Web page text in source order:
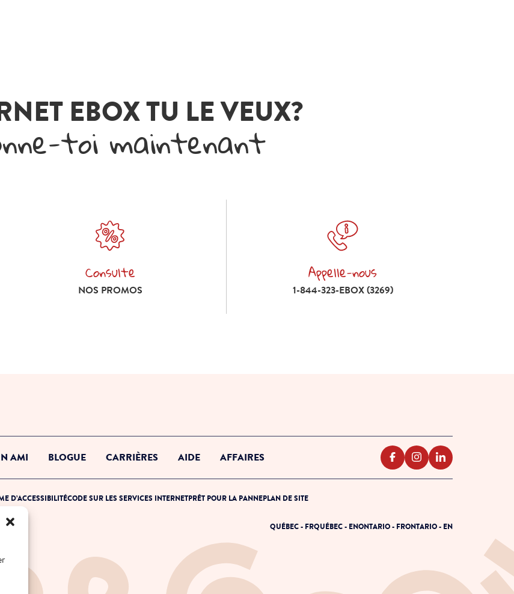
EBOX TU LE VEUX?
toi maintenant
Consulte
Consulte nos promos
NOS PROMOS
Appelle-nous
Appelle-nous 1-844-323-EBOX (3269)
1-844-323-EBOX (3269)
AMI BLOGUE CARRIÈRES AIDE AFFAIRES
D’ACCESSIBILITÉCODE SUR LES SERVICES INTERNETPRÊT POUR LA PANNEPLAN DE SITE
QUÉBEC - FRQUÉBEC - ENONTARIO - FRONTARIO - EN